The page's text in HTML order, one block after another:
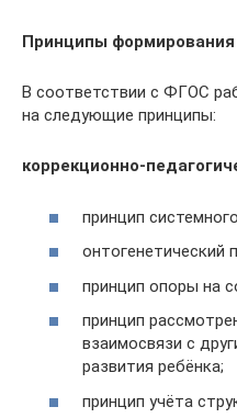
Принципы
В соответствии с ФГОС
на следующие принципы:
коррекционно-
принцип
онтогенетический
принцип опоры на
принцип
взаимосвязи с
развития ребёнка;
принцип учёта